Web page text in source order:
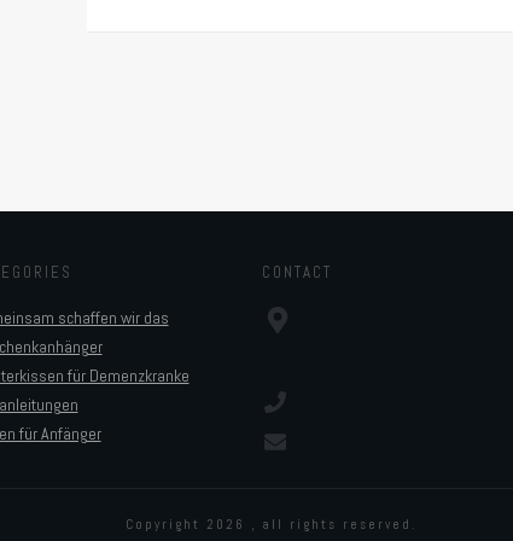
schaffen wir das
für Demenzkranke
für Anfänger
CONTACT
Copyright 2026 , all rights reserved.